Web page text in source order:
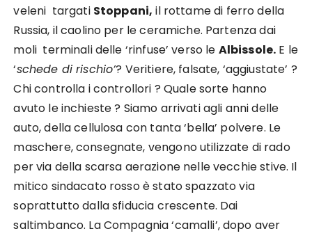
veleni targati Stoppani, il rottame di ferro della
Russia, il caolino per le ceramiche. Partenza dai
moli terminali delle ‘rinfuse’ verso le Albissole. E le
‘schede di rischio’? Veritiere, falsate, ‘aggiustate’ ?
Chi controlla i controllori ? Quale sorte hanno
avuto le inchieste ? Siamo arrivati agli anni delle
auto, della cellulosa con tanta ‘bella’ polvere. Le
maschere, consegnate, vengono utilizzate di rado
per via della scarsa aerazione nelle vecchie stive. Il
mitico sindacato rosso è stato spazzato via
soprattutto dalla sfiducia crescente. Dai
saltimbanco. La Compagnia ‘camalli’, dopo aver